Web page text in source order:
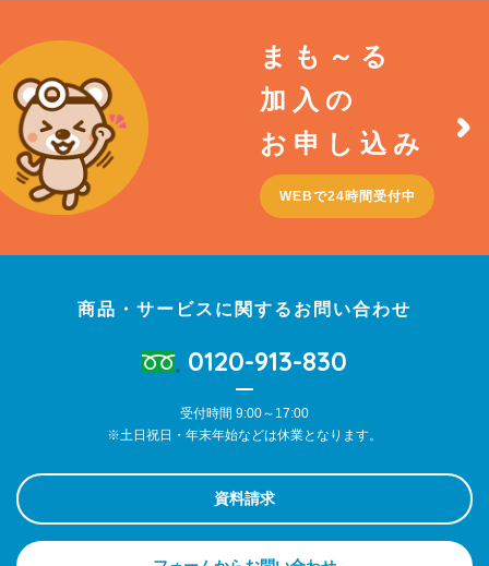
まも～る
加入の
お申し込み
WEBで24時間受付中
商品・サービスに関するお問い合わせ
0120-913-830
受付時間 9:00～17:00
※土日祝日・年末年始などは休業となります。
資料請求